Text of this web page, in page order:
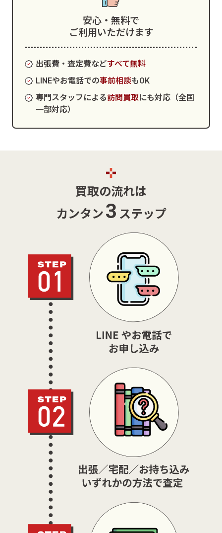
安心・無料で
ご利用いただけます
出張費・査定費などすべて無料
LINEやお電話での事前相談もOK
専門スタッフによる訪問買取にも対応（全国
一部対応）
買取の流れは
カンタン 3 ステップ